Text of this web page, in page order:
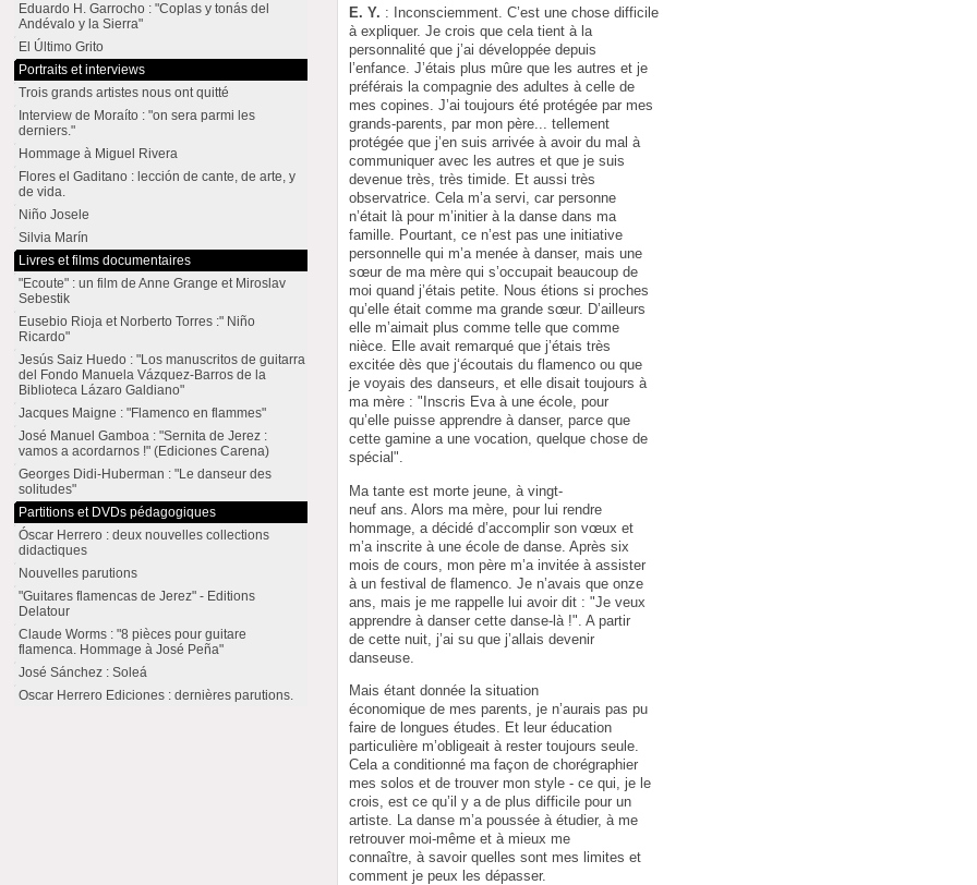
E. Y. : Inconsciemment. C’est une chose difficile
à expliquer. Je crois que cela tient à la
personnalité que j’ai développée depuis
l’enfance. J’étais plus mûre que les autres et je
préférais la compagnie des adultes à celle de
mes copines. J’ai toujours été protégée par mes
grands-parents, par mon père... tellement
protégée que j’en suis arrivée à avoir du mal à
communiquer avec les autres et que je suis
devenue très, très timide. Et aussi très
observatrice. Cela m’a servi, car personne
n’était là pour m’initier à la danse dans ma
famille. Pourtant, ce n’est pas une initiative
personnelle qui m’a menée à danser, mais une
sœur de ma mère qui s’occupait beaucoup de
moi quand j’étais petite. Nous étions si proches
qu’elle était comme ma grande sœur. D’ailleurs
elle m’aimait plus comme telle que comme
nièce. Elle avait remarqué que j’étais très
excitée dès que j‘écoutais du flamenco ou que
je voyais des danseurs, et elle disait toujours à
ma mère : "Inscris Eva à une école, pour
qu’elle puisse apprendre à danser, parce que
cette gamine a une vocation, quelque chose de
spécial".
Ma tante est morte jeune, à vingt-
neuf ans. Alors ma mère, pour lui rendre
hommage, a décidé d’accomplir son vœux et
m’a inscrite à une école de danse. Après six
mois de cours, mon père m’a invitée à assister
à un festival de flamenco. Je n’avais que onze
ans, mais je me rappelle lui avoir dit : "Je veux
apprendre à danser cette danse-là !". A partir
de cette nuit, j’ai su que j’allais devenir
danseuse.
Mais étant donnée la situation
économique de mes parents, je n’aurais pas pu
faire de longues études. Et leur éducation
particulière m’obligeait à rester toujours seule.
Cela a conditionné ma façon de chorégraphier
mes solos et de trouver mon style - ce qui, je le
crois, est ce qu’il y a de plus difficile pour un
artiste. La danse m’a poussée à étudier, à me
retrouver moi-même et à mieux me
connaître, à savoir quelles sont mes limites et
comment je peux les dépasser.
Eduardo H. Garrocho : "Coplas y tonás del
Andévalo y la Sierra"
El Último Grito
Portraits et interviews
Trois grands artistes nous ont quitté
Interview de Moraíto : "on sera parmi les
derniers."
Hommage à Miguel Rivera
Flores el Gaditano : lección de cante, de arte, y
de vida.
Niño Josele
Silvia Marín
Livres et films documentaires
"Ecoute" : un film de Anne Grange et Miroslav
Sebestik
Eusebio Rioja et Norberto Torres :" Niño
Ricardo"
Jesús Saiz Huedo : "Los manuscritos de guitarra
del Fondo Manuela Vázquez-Barros de la
Biblioteca Lázaro Galdiano"
Jacques Maigne : "Flamenco en flammes"
José Manuel Gamboa : "Sernita de Jerez :
vamos a acordarnos !" (Ediciones Carena)
Georges Didi-Huberman : "Le danseur des
solitudes"
Partitions et DVDs pédagogiques
Óscar Herrero : deux nouvelles collections
didactiques
Nouvelles parutions
"Guitares flamencas de Jerez" - Editions
Delatour
Claude Worms : "8 pièces pour guitare
flamenca. Hommage à José Peña"
José Sánchez : Soleá
Oscar Herrero Ediciones : dernières parutions.